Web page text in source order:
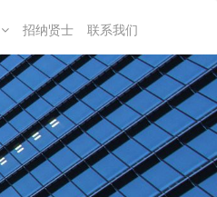
招纳贤士 联系我们